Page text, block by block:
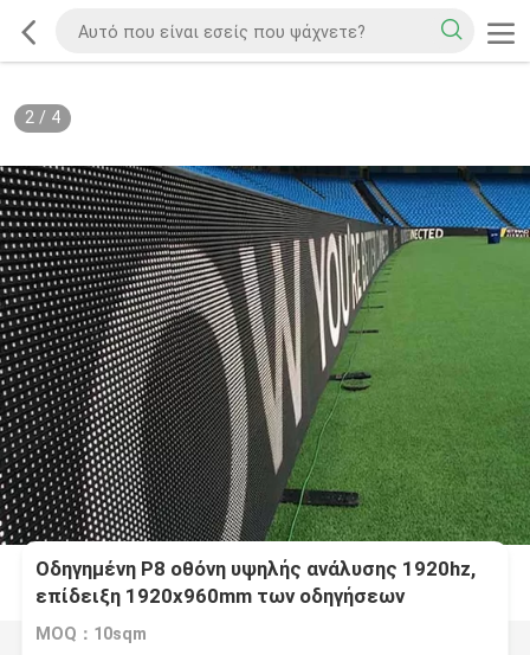
2/ 4
Οδηγημένη P8 οθόνη υψηλής ανάλυσης 1920hz,
επίδειξη 1920x960mm των οδηγήσεων
αθλητικής περιμέτρου
MOQ：10sqm